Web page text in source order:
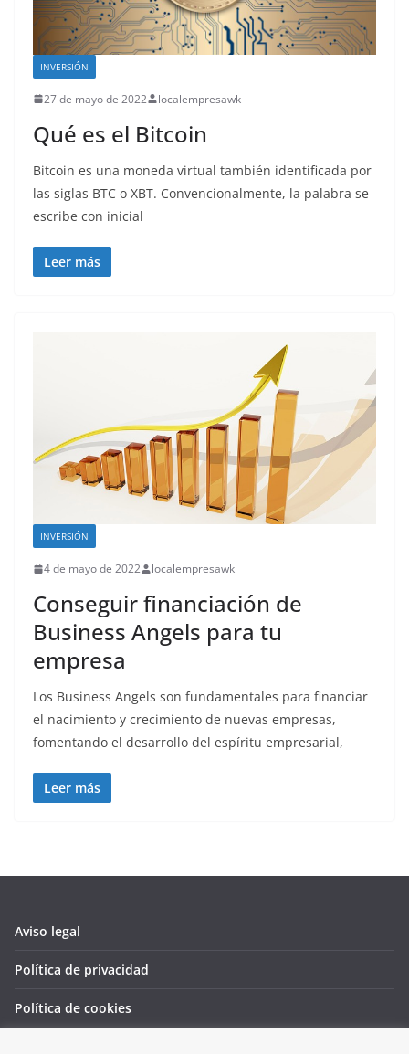
INVERSIÓN
27 de mayo de 2022 localempresawk
Qué es el Bitcoin
Bitcoin es una moneda virtual también identificada por
las siglas BTC o XBT. Convencionalmente, la palabra se
escribe con inicial
Leer más
INVERSIÓN
4 de mayo de 2022 localempresawk
Conseguir financiación de
Business Angels para tu
empresa
Los Business Angels son fundamentales para financiar
el nacimiento y crecimiento de nuevas empresas,
fomentando el desarrollo del espíritu empresarial,
Leer más
Aviso legal
Política de privacidad
Política de cookies